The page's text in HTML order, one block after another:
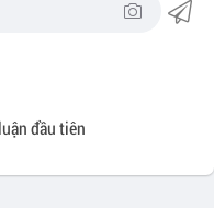
đầu tiên